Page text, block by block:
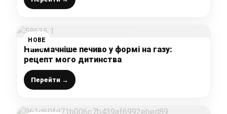
НОВЕ
Найсмачніше печиво у формі на газу:
рецепт мого дитинства
Перейти →